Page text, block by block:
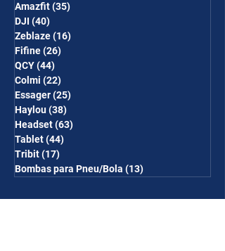
Amazfit(35)
DJI (40)
Zeblaze(16)
Fifine(26)
QCY(44)
Colmi (22)
Essager(25)
Haylou(38)
Headset(63)
Tablet(44)
Tribit(17)
Bombas para Pneu/Bola (13)